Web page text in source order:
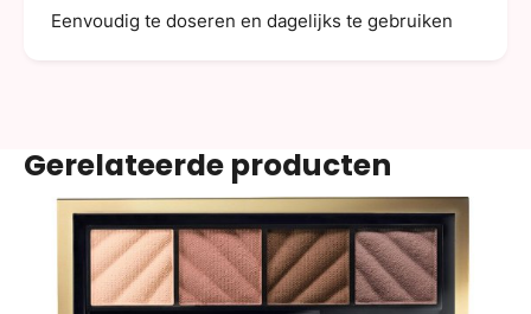
Eenvoudig te doseren en dagelijks te gebruiken
Gerelateerde producten